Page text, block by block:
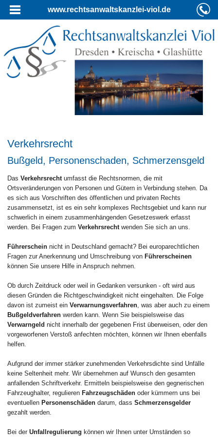
www.rechtsanwaltskanzlei-viol.de
Verkehrsrecht
Bußgeld, Personenschaden, Schmerzensgeld
Das Verkehrsrecht umfasst die Rechtsnormen, die mit
Ortsveränderungen von Personen und Gütern in Verbindung stehen. Da
es sich aus Vorschriften des öffentlichen und privaten Rechts
zusammensetzt, ist es ein sehr komplexes Rechtsgebiet und kann nur
schwerlich in einem zusammenhängenden Gesetzeswerk erfasst
werden. Bei Fragen zum Verkehrsrecht wenden Sie sich an uns.
Führerschein nicht in Deutschland gemacht? Bei europarechtlichen
Fragen zur Anerkennung und Umschreibung von Führerscheinen
können Sie unsere Hilfe in Anspruch nehmen.
Ob durch Zeitdruck oder weil in Gedanken versunken - oft wird aus
diesen Gründen die Richtgeschwindigkeit nicht eingehalten. Die Folge
davon ist zumeist ein Verwarnungsverfahren , was aber auch zu einem
Bußgeldverfahren werden kann. Wenn Sie beispielsweise das
Verwarngeld nicht innerhalb der gegebenen Frist überweisen, oder den
vorgeworfenen Verstoß anfechten möchten, können wir Ihnen ebenfalls
helfen.
Aufgrund der immer stärker zunehmenden Verkehrsdichte sind Unfälle
keine Seltenheit mehr. Wir übernehmen auf Wunsch den gesamten
anfallenden Schriftverkehr. Ermitteln beispielsweise den gegnerischen
Fahrzeughalter, regulieren Fahrzeugschäden oder kümmern uns bei
eventuellen Personenschäden darum, dass Schmerzensgelder
gezahlt werden.
Bei der Unfallregulierung können wir Ihnen unter Umständen so